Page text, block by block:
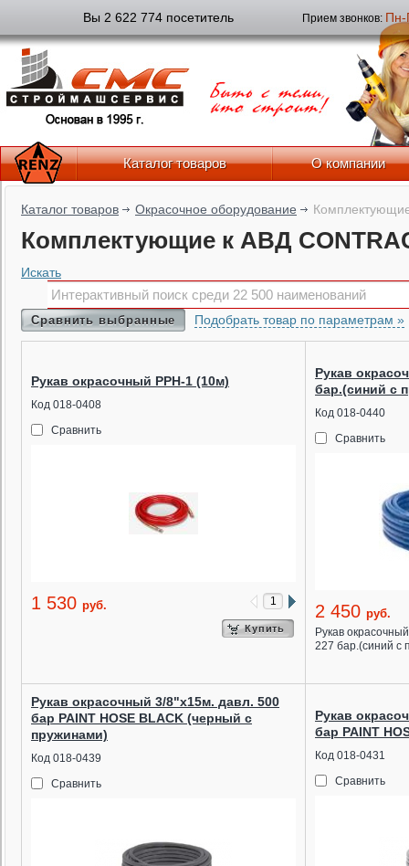
Вы 2 622 774 посетитель Прием звонков: Пн-
Каталог товаров О компании
Каталог товаров Окрасочное оборудование
Комплектующие к АВД
Искать
Сравнить выбранные Подобрать товар по параметрам »
Рукав окрасочный PPH-1 (10м)
Код 018-0408
Сравнить
1 530 руб.
Купить
Рукав
бар.(синий с
Код 018-0440
Сравнить
2 450 руб.
Рукав
227 бар.(синий с
Рукав окрасочный 3/8"х15м. давл. 500
бар PAINT HOSE BLACK (черный с
пружинами)
Код 018-0439
Сравнить
Рукав
бар PAINT
Код 018-0431
Сравнить